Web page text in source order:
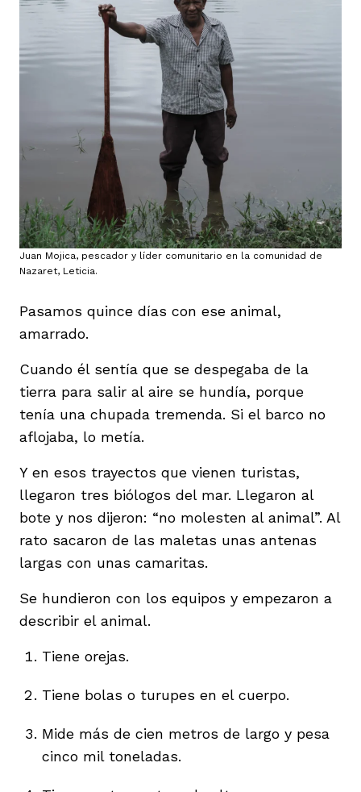
Juan Mojica, pescador y líder comunitario en la comunidad de
Nazaret, Leticia.
Pasamos quince días con ese animal,
amarrado.
Cuando él sentía que se despegaba de la
tierra para salir al aire se hundía, porque
tenía una chupada tremenda. Si el barco no
aflojaba, lo metía.
Y en esos trayectos que vienen turistas,
llegaron tres biólogos del mar. Llegaron al
bote y nos dijeron: “no molesten al animal”. Al
rato sacaron de las maletas unas antenas
largas con unas camaritas.
Se hundieron con los equipos y empezaron a
describir el animal.
Tiene orejas.
Tiene bolas o turupes en el cuerpo.
Mide más de cien metros de largo y pesa
cinco mil toneladas.